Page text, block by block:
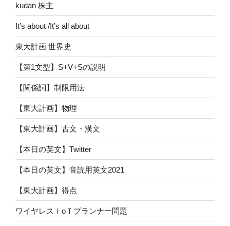
kudan 株主
It’s about /It’s all about
東大計画 世界史
【第1文型】S+V+Sの説明
【関係詞】制限用法
【東大計画】物理
【東大計画】古文・漢文
【本日の英文】Twitter
【本日の英文】音読用英文2021
【東大計画】得点
ワイヤレスＩoＴプランナー問題